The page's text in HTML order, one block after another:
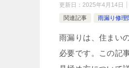
更新日： 2025年4月14日
関連記事
雨漏り修理
雨漏りは、住まい
必要です。この記